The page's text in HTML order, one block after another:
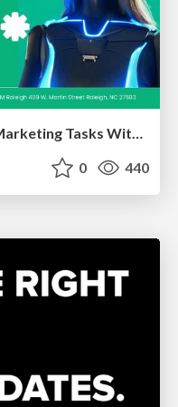
Kristin Tynski - Automating Marketing Tasks With AI
0 440